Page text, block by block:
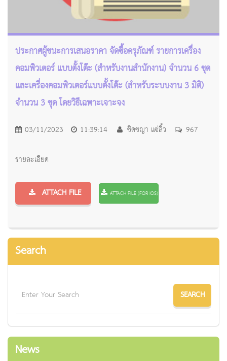
ประกาศผู้ชนะการเสนอราคา จัดซื้อครุภัณฑ์ รายการเครื่อง
คอมพิวเตอร์ แบบตั้งโต๊ะ (สำหรับงานสำนักงาน) จำนวน 6 ชุด
และเครื่องคอมพิวเตอร์แบบตั้งโต๊ะ (สำหรับระบบงาน 3 มิติ)
จำนวน 3 ชุด โดยวิธีเฉพาะเจาะจง
03/11/2023 11:39:14 ชิดชญา แซ่ลิ้ว 967
รายละเอียด
ATTACH FILE ATTACH FILE (FOR IOS)
Search
News